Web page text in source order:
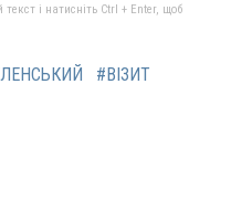
і натисніть Ctrl + Enter, щоб
#ВІЗИТ